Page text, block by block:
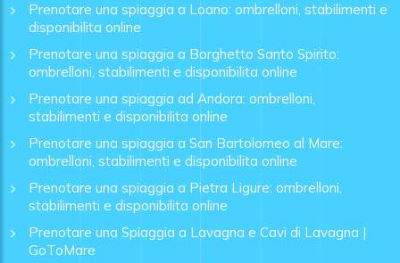
Prenotare una spiaggia a Loano: ombrelloni, stabilimenti e
disponibilita online
Prenotare una spiaggia a Borghetto Santo Spirito:
ombrelloni, stabilimenti e disponibilita online
Prenotare una spiaggia ad Andora: ombrelloni,
stabilimenti e disponibilita online
Prenotare una spiaggia a San Bartolomeo al Mare:
ombrelloni, stabilimenti e disponibilita online
Prenotare una spiaggia a Pietra Ligure: ombrelloni,
stabilimenti e disponibilita online
Prenotare una Spiaggia a Lavagna e Cavi di Lavagna |
GoToMare